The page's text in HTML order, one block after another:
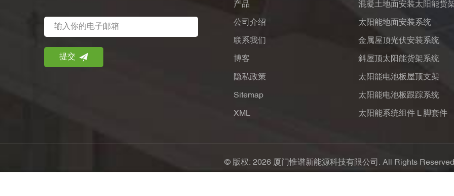
产品
公司介绍
联系我们
博客
隐私政策
Sitemap
XML
混凝土地面安装太阳能货
太阳能地面安装系统
金属屋顶光伏安装系统
斜屋顶太阳能货架系统
太阳能电池板屋顶支架
太阳能电池板跟踪系统
太阳能系统组件 L 脚套件
© 版权: 2026 厦门惟谱新能源科技有限公司. All Rights